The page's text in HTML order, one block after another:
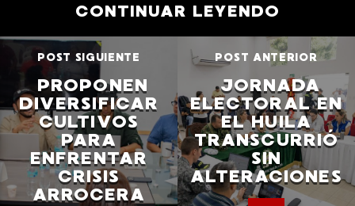
CONTINUAR LEYENDO
POST SIGUIENTE
PROPONEN
DIVERSIFICAR
CULTIVOS
PARA
ENFRENTAR
CRISIS
ARROCERA
POST ANTERIOR
JORNADA
ELECTORAL EN
EL HUILA
TRANSCURRIÓ
SIN
ALTERACIONES